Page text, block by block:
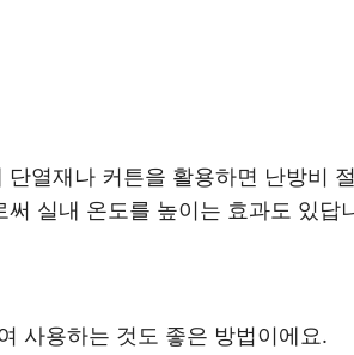
열재나 커튼을 활용하면 난방비
실내 온도를 높이는 효과도 있답
사용하는 것도 좋은 방법이에요.